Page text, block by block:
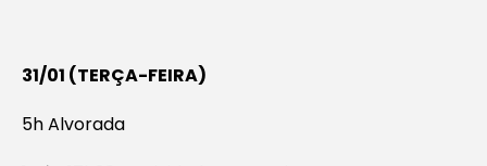
31/01 (TERÇA-FEIRA)
5h Alvorada